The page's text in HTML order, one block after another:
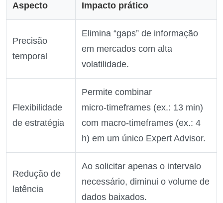
Aspecto Impacto prático
Precisão
temporal
Elimina “gaps” de informação
em mercados com alta
volatilidade.
Flexibilidade
de estratégia
Permite combinar
micro‑timeframes (ex.: 13 min)
com macro‑timeframes (ex.: 4
h) em um único Expert Advisor.
Redução de
latência
Ao solicitar apenas o intervalo
necessário, diminui o volume de
dados baixados.